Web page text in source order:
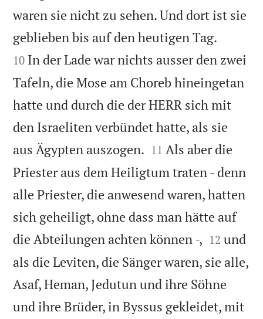
waren sie nicht zu sehen. Und dort ist sie
geblieben bis auf den heutigen Tag.
10 In der Lade war nichts ausser den zwei
Tafeln, die Mose am Choreb hineingetan
hatte und durch die der HERR sich mit
den Israeliten verbündet hatte, als sie
aus Ägypten auszogen. 

11 Als aber die
Priester aus dem Heiligtum traten - denn
alle Priester, die anwesend waren, hatten
sich geheiligt, ohne dass man hätte auf
die Abteilungen achten können -, 

12 und
als die Leviten, die Sänger waren, sie alle,
Asaf, Heman, Jedutun und ihre Söhne
und ihre Brüder, in Byssus gekleidet, mit